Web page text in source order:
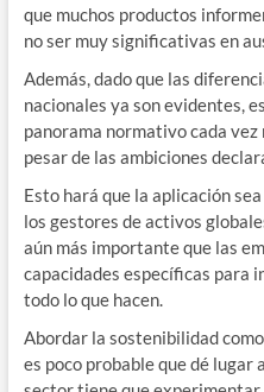
que muchos productos
no ser muy significativas en
Además, dado que las
nacionales ya son evidentes,
panorama normativo cada vez
pesar de las ambiciones
Esto hará que la aplicación
los gestores de activos
aún más importante que las
capacidades específicas para
todo lo que hacen.
Abordar la sostenibilidad
es poco probable que dé